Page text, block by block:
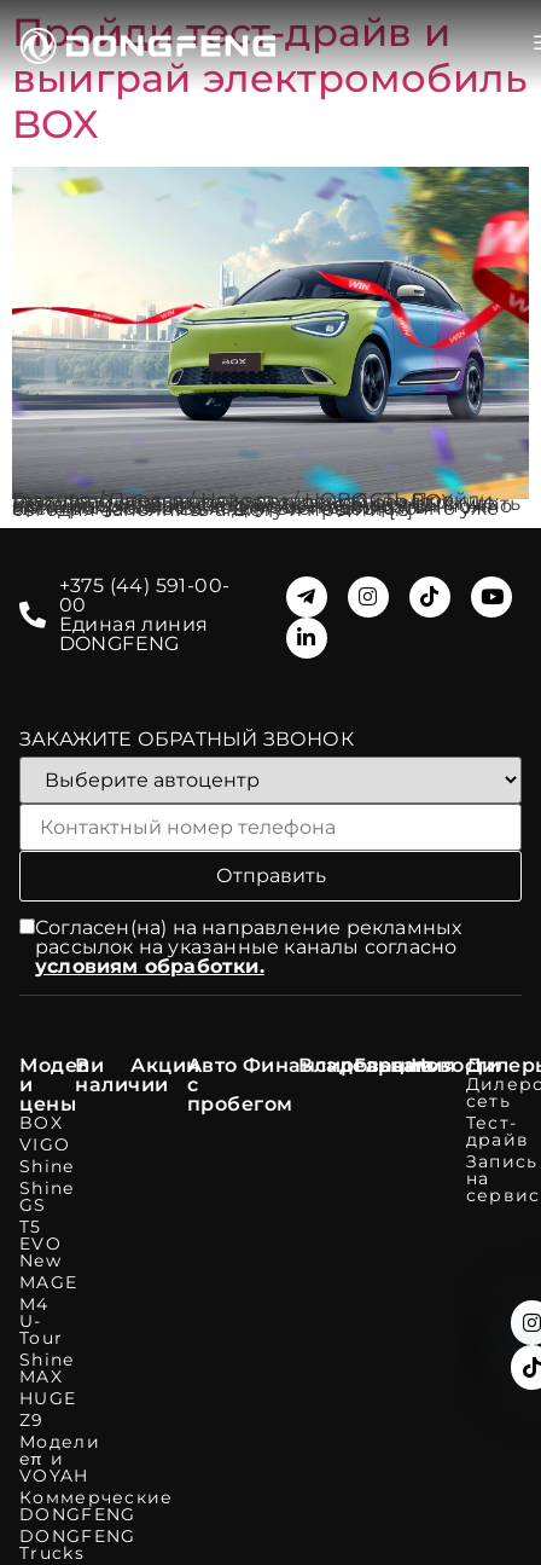
Пройди тест-драйв и
выиграй электромобиль
BOX
Главная / Пресса / Новости / НОВОСТЬ Пройди тест-драйв и выиграй электромобиль BOX Dongfeng объявил о грандиозном розыгрыше: каждый месяц в качестве приза будет выступать один новый автомобиль. Уже сейчас в 12 автоцентрах Dongfeng по всей Беларуси можно принять участие в конкурсе и выиграть электромобиль BOX. Для этого достаточно уже сегодня заполнить анкету и пройти […]
+375 (44) 591-00-
00
Единая линия
DONGFENG
ЗАКАЖИТЕ ОБРАТНЫЙ ЗВОНОК
Согласен(на) на направление рекламных
рассылок на указанные каналы согласно
условиям обработки.
Модели
и
цены
BOX
VIGO
Shine
Shine
GS
T5
EVO
New
MAGE
M4
U-
Tour
Shine
MAX
HUGE
Z9
Модели
eπ и
VOYAH
Коммерческие
DONGFENG
DONGFENG
Trucks
В
наличии
АкцииАвто
с
пробегом
Финансирование
Владельцам
ГарантияНовости
сеть
Тест-
драйв
Запись
на
сервис